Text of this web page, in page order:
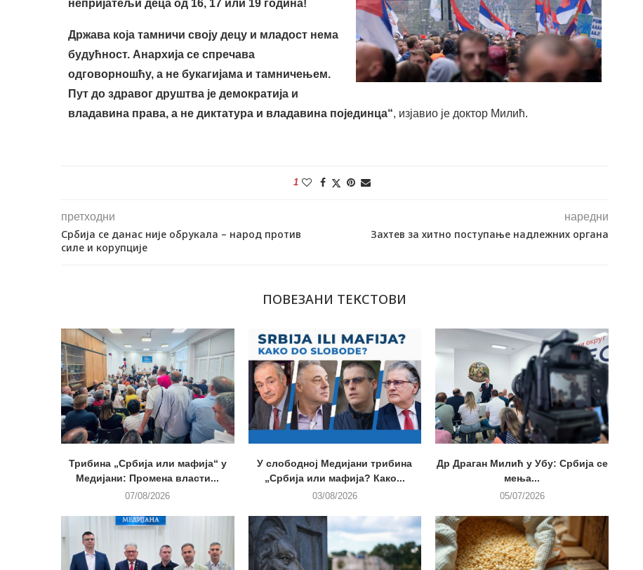
непријатељи деца од 16, 17 или 19 година!
Држава која тамничи своју децу и младост нема
будућност. Анархија се спречава
одговорношћу, а не букагијама и тамничењем.
Пут до здравог друштва је демократија и
владавина права, а не диктатура и владавина појединца“, изјавио је доктор Милић.
1
претходни
Србија се данас није обрукала – народ против
силе и корупције
наредни
Захтев за хитно поступање надлежних органа
ПОВЕЗАНИ ТЕКСТОВИ
Трибина „Србија или мафија“ у
Медијани: Промена власти...
07/08/2026
У слободној Медијани трибина
„Србија или мафија? Како...
03/08/2026
Др Драган Милић у Убу: Србија се
мења...
05/07/2026